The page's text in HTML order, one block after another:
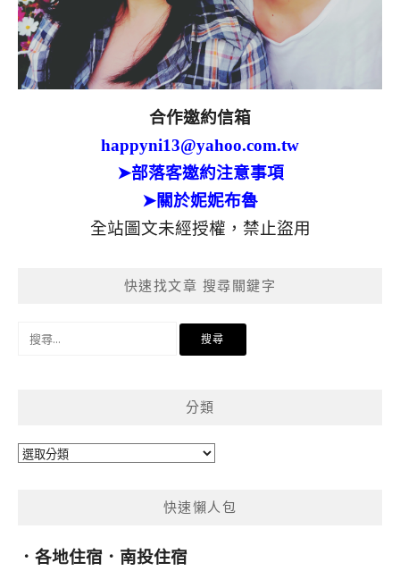
合作邀約信箱
happyni13@yahoo.com.tw
➤部落客邀約注意事項
➤關於妮妮布魯
全站圖文未經授權，禁止盜用
快速找文章 搜尋關鍵字
分類
分
快速懶人包
． 各地住宿 ． 南投住宿